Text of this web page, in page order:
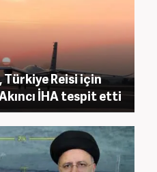
Reisi için
İHA tespit etti